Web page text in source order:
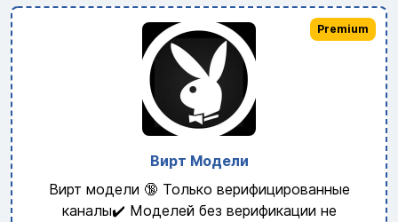
Вирт Модели
Вирт модели 🔞 Только верифицированные
каналы✔️ Моделей без верификации не
Premium